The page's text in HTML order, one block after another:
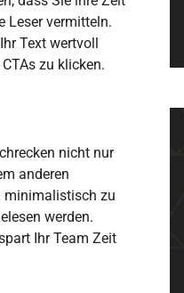
Leser vermitteln.
Text wertvoll
zu klicken.
nicht nur
anderen
minimalistisch zu
werden.
Ihr Team Zeit